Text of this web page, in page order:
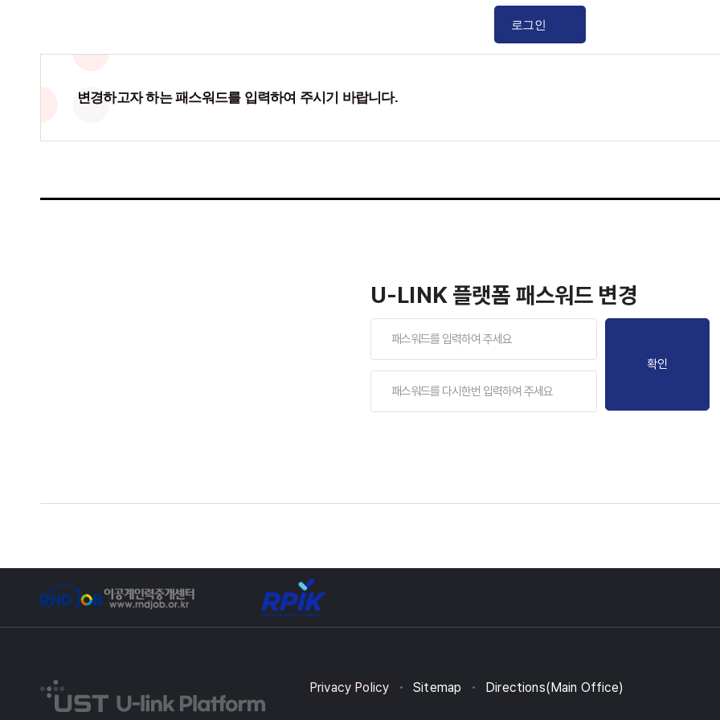
로그인
변경하고자 하는 패스워드를 입력하여 주시기 바랍니다.
U-LINK 플랫폼 패스워드 변경
확인
Privacy Policy Sitemap Directions(Main Office)